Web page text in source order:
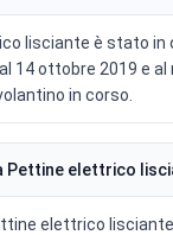
lisciante è stato in
14 ottobre 2019 e al
in corso.
Pettine elettrico
elettrico